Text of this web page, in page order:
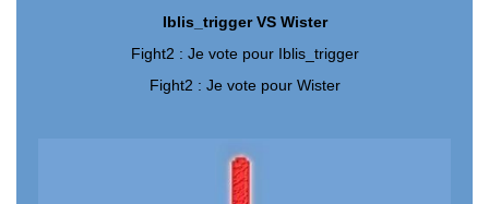
Iblis_trigger VS Wister
Fight2 : Je vote pour Iblis_trigger
Fight2 : Je vote pour Wister